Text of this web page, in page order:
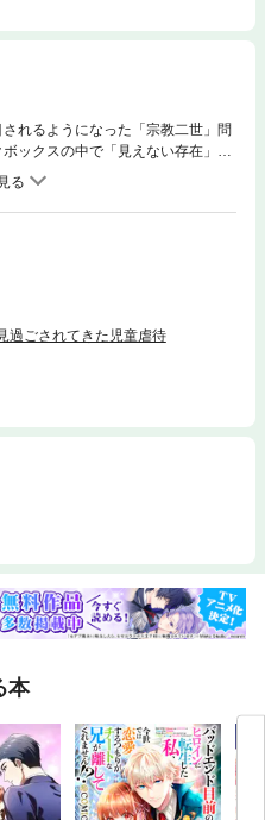
れるようになった「宗教二世」問
ックスの中で「見えない存在」に
取ると同時に、国や自治体、医療
する満身のルポ。
ごされてきた児童虐待
本